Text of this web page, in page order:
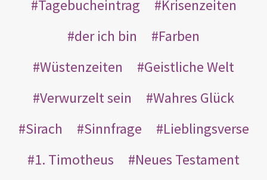
Tagebucheintrag
Krisenzeiten
der ich bin
Farben
Wüstenzeiten
Geistliche Welt
Verwurzelt sein
Wahres Glück
Sirach
Sinnfrage
Lieblingsverse
1. Timotheus
Neues Testament